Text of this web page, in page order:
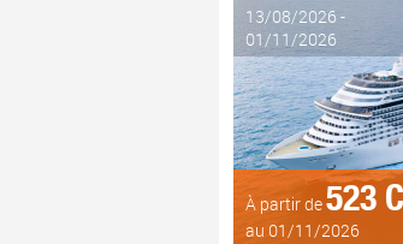
13/08/2026 -
01/11/2026
À partir de523
au 01/11/2026